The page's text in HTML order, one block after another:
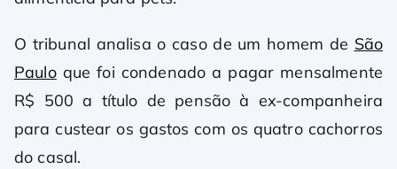
O tribunal analisa o caso de um homem de São
Pauloque foi condenado a pagar mensalmente
R$ 500 a título de pensão à ex-companheira
para custear os gastos com os quatro cachorros
do casal.